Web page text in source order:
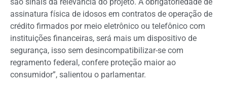
assinatura física de idosos em contratos de operação de
crédito firmados por meio eletrônico ou telefônico com
instituições financeiras, será mais um dispositivo de
segurança, isso sem desincompatibilizar-se com
regramento federal, confere proteção maior ao
consumidor”, salientou o parlamentar.